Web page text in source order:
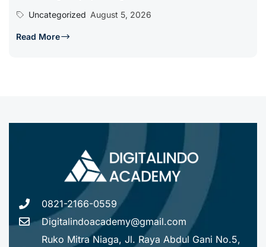
Uncategorized August 5, 2026
Read More
0821-2166-0559
Digitalindoacademy@gmail.com
Ruko Mitra Niaga, Jl. Raya Abdul Gani No.5,